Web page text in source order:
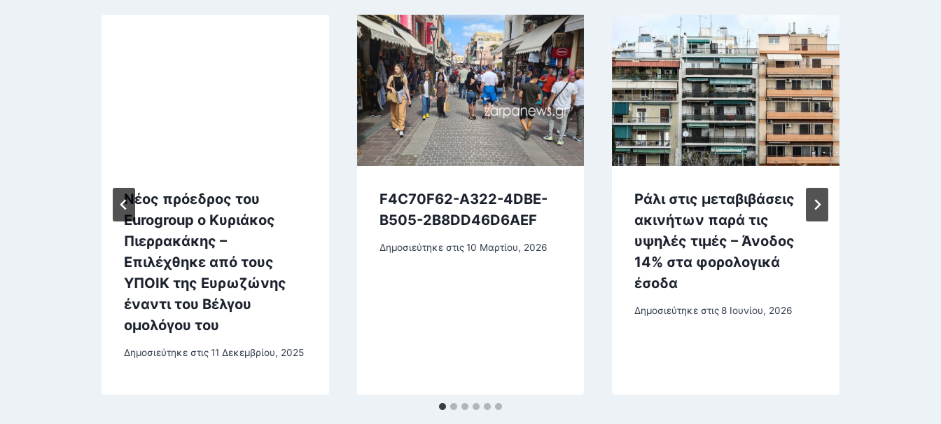
Νέος πρόεδρος του
Eurogroup ο Κυριάκος
Πιερρακάκης –
Επιλέχθηκε από τους
ΥΠΟΙΚ της Ευρωζώνης
έναντι του Βέλγου
ομολόγου του
Δημοσιεύτηκε στις11 Δεκεμβρίου, 2025
F4C70F62-A322-4DBE-
B505-2B8DD46D6AEF
Δημοσιεύτηκε στις 10 Μαρτίου, 2026
Ράλι στις μεταβιβάσεις
ακινήτων παρά τις
υψηλές τιμές – Άνοδος
14% στα φορολογικά
έσοδα
Δημοσιεύτηκε στις 8 Ιουνίου, 2026